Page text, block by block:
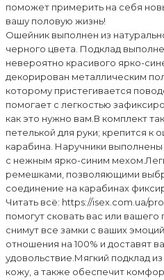
поможет примерить на себя
вашу половую жизнь!
Ошейник выполнен из
черного цвета. Подклад
невероятно красивого ярко-
декорирован металлическим
которому пристегивается
помогает с легкостью
как это нужно вам.В комплект
петелькой для руки; крепится к
карабина. Наручники
с нежным ярко-синим
ремешками, позволяющими
соединение на карабинах
Читать всё: https://isex.com.ua/
помогут сковать вас или
снимут все замки с ваших
отношения на 100% и доставят
удовольствие.Мягкий подклад
кожу, а также обеспечит